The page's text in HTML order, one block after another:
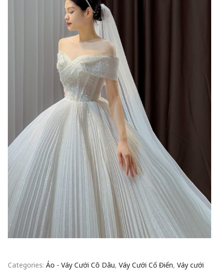
Categories: Áo - Váy Cưới Cô Dâu, Váy Cưới Cổ Điển, Váy cưới